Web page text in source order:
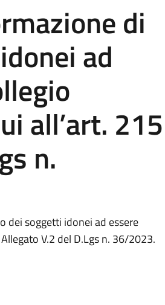
di
ad
all’art. 215
n.
dei soggetti idonei ad essere
V.2 del D.Lgs n. 36/2023.